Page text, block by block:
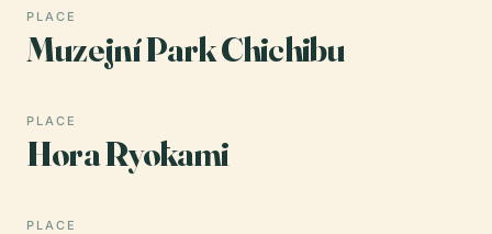
PLACE
Muzejní Park Chichibu
PLACE
Hora Ryōkami
PLACE